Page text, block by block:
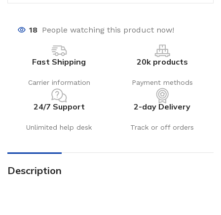
18 People watching this product now!
Fast Shipping
Carrier information
20k products
Payment methods
24/7 Support
Unlimited help desk
2-day Delivery
Track or off orders
Description